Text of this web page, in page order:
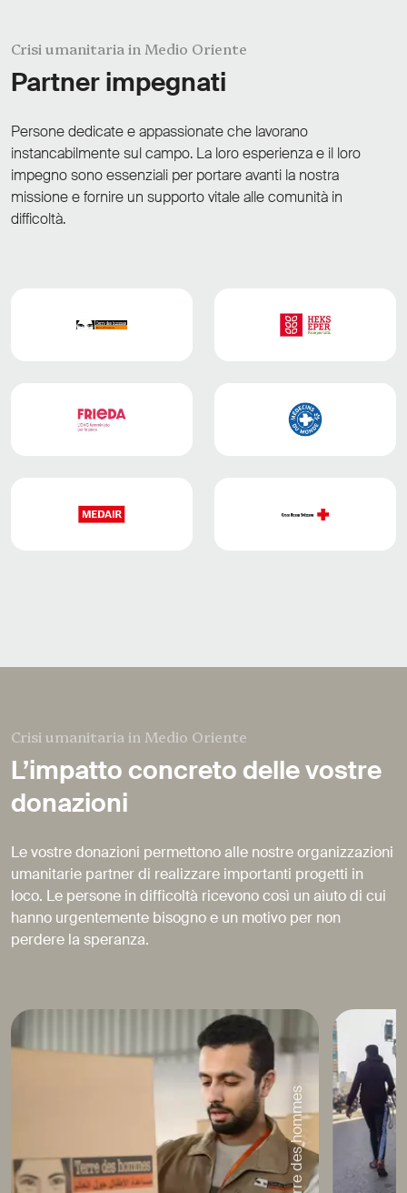
Crisi umanitaria in Medio Oriente
Partner impegnati
Persone dedicate e appassionate che lavorano
instancabilmente sul campo. La loro esperienza e il loro
impegno sono essenziali per portare avanti la nostra
missione e fornire un supporto vitale alle comunità in
difficoltà.
Crisi umanitaria in Medio Oriente
L’impatto concreto delle vostre
donazioni
Le vostre donazioni permettono alle nostre organizzazioni
umanitarie partner di realizzare importanti progetti in
loco. Le persone in difficoltà ricevono così un aiuto di cui
hanno urgentemente bisogno e un motivo per non
perdere la speranza.
© Terre des hommes